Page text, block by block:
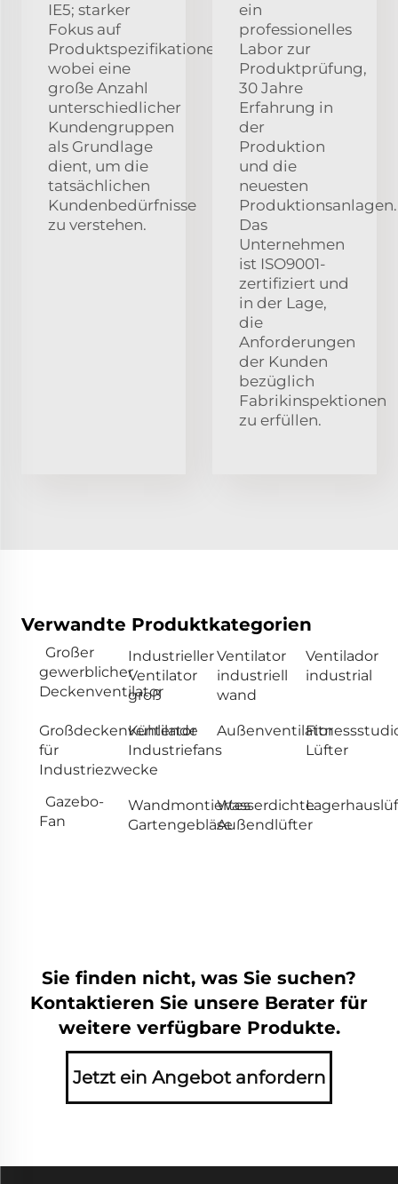
IE5; starker
Fokus auf
Produktspezifikationen,
wobei eine
große Anzahl
unterschiedlicher
Kundengruppen
als Grundlage
dient, um die
tatsächlichen
Kundenbedürfnisse
zu verstehen.
ein
professionelles
Labor zur
Produktprüfung,
30 Jahre
Erfahrung in
der
Produktion
und die
neuesten
Produktionsanlagen.
Das
Unternehmen
ist ISO9001-
zertifiziert und
in der Lage,
die
Anforderungen
der Kunden
bezüglich
Fabrikinspektionen
zu erfüllen.
Verwandte Produktkategorien
Großer
gewerblicher
Deckenventilator
Industrieller
Ventilator
groß
Ventilator
industriell
wand
Ventilador
industrial
Großdeckenventilator
für
Industriezwecke
Kühlende
Industriefans
Außenventilator
Lüfter
Gazebo-
Fan
Wandmontiertes
Gartengebläse
Wasserdichte
Außendlüfter
Sie finden nicht, was Sie suchen?
Kontaktieren Sie unsere Berater für
weitere verfügbare Produkte.
Jetzt ein Angebot anfordern